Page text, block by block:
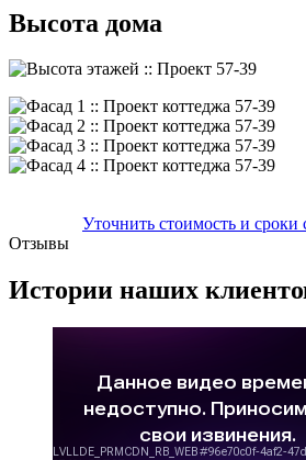
Высота дома
Уточнить стоимость и сроки
Отзывы
Истории наших